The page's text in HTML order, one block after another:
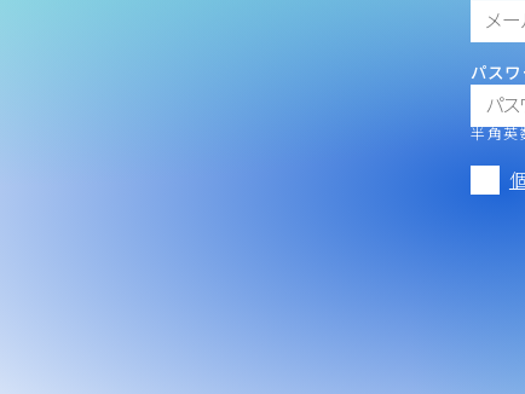
パスワ
半角英